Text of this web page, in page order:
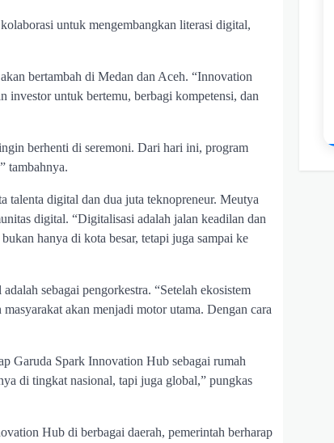
untuk mengembangkan literasi digital,
bertambah di Medan dan Aceh. “Innovation
investor untuk bertemu, berbagi kompetensi, dan
berhenti di seremoni. Dari hari ini, program
tambahnya.
talenta digital dan dua juta teknopreneur. Meutya
digital. “Digitalisasi adalah jalan keadilan dan
hanya di kota besar, tetapi juga sampai ke
sebagai pengorkestra. “Setelah ekosistem
akan menjadi motor utama. Dengan cara
Garuda Spark Innovation Hub sebagai rumah
di tingkat nasional, tapi juga global,” pungkas
Hub di berbagai daerah, pemerintah berharap